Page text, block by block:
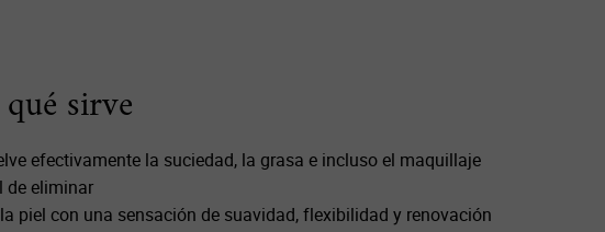
qué sirve
efectivamente la suciedad, la grasa e incluso el maquillaje
de eliminar
piel con una sensación de suavidad, flexibilidad y renovación